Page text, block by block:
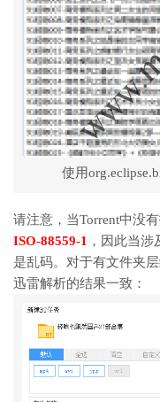
使用
请注意，当Torrent中没
ISO-88559-1 ，因此当
是乱码。对于有文件夹
迅雷解析的结果一致：